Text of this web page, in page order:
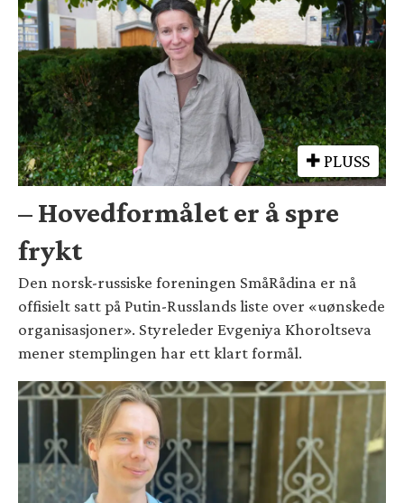
PLUSS
– Hovedformålet er å spre
frykt
Den norsk-russiske foreningen SmåRådina er nå
offisielt satt på Putin-Russlands liste over «uønskede
organisasjoner». Styreleder Evgeniya Khoroltseva
mener stemplingen har ett klart formål.